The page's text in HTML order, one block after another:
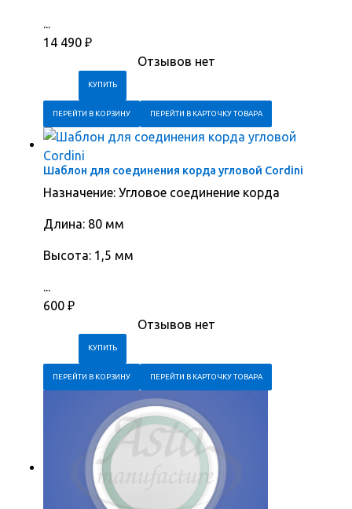
...
14 490 ₽
Отзывов нет
ПЕРЕЙТИ В КОРЗИНУ ПЕРЕЙТИ В КАРТОЧКУ ТОВАРА
Шаблон для соединения корда угловой Cordini
Назначение: Угловое соединение корда
Длина: 80 мм
Высота: 1,5 мм
...
600 ₽
Отзывов нет
ПЕРЕЙТИ В КОРЗИНУ ПЕРЕЙТИ В КАРТОЧКУ ТОВАРА